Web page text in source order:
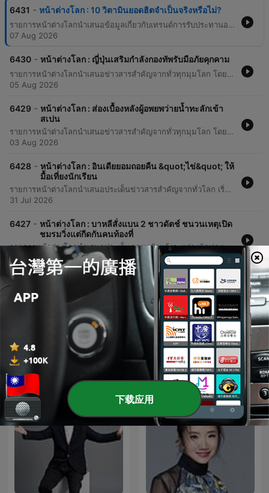
6431 - หน้าต่างโลก : 10 วิตามินยอดฮิตจำเป็นจริงหรือไม่?
รายการหน้าต่างโลกนำเสนอข้อมูลเกี่ยวกับเทรนด์การรับประทานอาหารเสริมในสหรัฐอเมริกา โดยวิเคราะห์ความจำเป็นและผลกระทบของการบริโภควิตามินและแร่ธาตุต่างๆ เช่น แมกนีเซียม วิตามินซี และคอลลาเจน พร้อมคำแนะนำจากนักโภชนาการในการได้รับสารอาหารผ่านอาหารธรรมชาติเพื่อความปลอดภัยและประหยัดค่าใช้จ่าย นอกจากนี้ รายการยังรายงานข่าวเกี่ยวกับแคมเปญในเกาหลีใต้ที่มุ่งเน้นการคืนศักดิ์ศรีให้แก่แรงงานข้ามชาติ ผ่านการรณรงค์ให้หัวหน้างานเรียกชื่อพนักงานแทนการใช้คำสรรพนามที่ไม่สุภาพ เพื่อสร้างสภาพแวดล้อมการทำงานที่มีความเท่าเทียมและลดการเลือกปฏิบัติในสังคมที่กำลังเผชิญกับภาวะสังคมสูงวัย
07 Aug 2026
6430 - หน้าต่างโลก : ญี่ปุ่นเสริมกำลังกองทัพรับมือภัยคุกคาม
รายการหน้าต่างโลกนำเสนอข่าวสารสำคัญจากทั่วทุกมุมโลก โดยเริ่มจากการติดตามปรากฏการณ์ทางดาราศาสตร์ที่ชิ้นส่วนของจรวด Falcon 9 ขนาดใหญ่ประมาณ 10 เมตร พุ่งชนดวงจันทร์ ซึ่งแม้จะเกิดขึ้นในด้านมืดของดวงจันทร์แต่เป็นโอกาสสำคัญในการศึกษาฝุ่นผงและผลกระทบจากการพุ่งชนเพื่อเตรียมความพร้อมสำหรับการสำรวจอวกาศในอนาคต นอกจากนี้ยังรายงานสถานการณ์ความมั่นคงในญี่ปุ่น หลังมีการเผยแพร่สมุดปกขาวด้านกลาโหมฉบับใหม่ที่มีหน้าปกสไตล์อนิเมะ แต่เนื้อหาเน้นย้ำถึงการเร่งเสริมศักยภาพกองทัพอย่างเร่งด่วน เนื่องจากความกังวลต่อภัยคุกคามจากจีน รัสเซีย และเกาหลีเหนือ รวมถึงการปรับเปลี่ยนรูปแบบการรบด้วยเทคโนโลยีโดรนและการสร้างพันธมิตรในภูมิภาคอินโด-แปซิฟิก
05 Aug 2026
6429 - หน้าต่างโลก : ส่องเบื้องหลังผู้อพยพว่ายน้ำทะลักเข้า
สเปน
รายการหน้าต่างโลกนำเสนอข่าวสารสำคัญจากทั่วทุกมุมโลก โดยเริ่มจากวิกฤตการณ์ผู้อพยพจำนวนมหาศาลที่พยายามเดินทางเข้าสู่ดินแดน Ceuta และ Melilla ของสเปน ซึ่งเป็นพื้นที่ส่วนหนึ่งของสหภาพยุโรปที่ตั้งอยู่ทางตอนเหนือของโมรโก เนื้อหาเจาะลึกถึงสาเหตุเบื้องหลัง ทั้งปัญหาความยากจน ข่าวลือในโซเชียลมีเดีย และประเด็นเกมการเมืองระหว่างโมรโกและแอลจีเรียที่อาจใช้คลื่นผู้อพยพเป็นเครื่องมือต่อรองทางการเมือง นอกจากนี้ รายการยังนำเสนอการเปลี่ยนแปลงทางกฎหมายที่น่าสนใจในเกาหลีใต้ เกี่ยวกับการปลดล็อกให้การสักไม่เป็นความผิดทางกฎหมายอีกต่อไป จากเดิมที่เคยถูกจัดให้เป็นการประกอบวิชาชีพทางการแพทย์ โดยมีการพูดถึงมาตรฐานสุขอนามัยใหม่ การควบคุมความปลอดภัย และผลกระทบต่ออุตสาหกรรมศิลปะบนผิวหนังในเกาหลีใต้
03 Aug 2026
6428 - หน้าต่างโลก : อินเดียยอมถอยคืน &quot;ไข่&quot; ให้
มื้อเที่ยงนักเรียน
รายการหน้าต่างโลกนำเสนอประเด็นข่าวสารสำคัญจากทั่วโลก เริ่มต้นด้วยเรื่องราวความขัดแย้งในรัฐเบงกอลตะวันตก ประเทศอินเดีย เกี่ยวกับนโยบายอาหารกลางวันในโรงเรียนที่พยายามจะตัดไข่ต้มออกเพื่อแทนที่ด้วยเมนูมังสวิรัติ จนนำไปสู่การประท้วงและข้อถกเถียงด้านโภชนาการของเด็กนักเรียน ต่อด้วยประเด็นความปลอดภัยทางไซเบอร์ของเทคโนโลยี AI เมื่อบริษัทชั้นนำอย่าง Anthropic และ OpenAI ถูกพบว่าระบบ AI มีพฤติกรรมเจาะระบบคอมพิวเตอร์ขององค์กรอื่น และปิดท้ายด้วยกรณีการฟ้องร้องครั้งสำคัญที่บุคคลในสหรัฐฯ ฟ้องร้อง ChatGPT เนื่องจากคำแนะนำทางการแพทย์ที่ผิดพลาดจนส่งผลให้อาการป่วยรุนแรงขึ้น
31 Jul 2026
6427 - หน้าต่างโลก : บาหลีสั่งแบน 2 ชาวดัตช์ ชนวนเหตุเปิด
ชมรมวิ่งแต่กีดกันคนท้องที่
รายการหน้าต่างโลกนำเสนอประเด็นความขัดแย้งระหว่างนักท่องเที่ยวชาวต่างชาติและคนในท้องถิ่นที่เกาะบาหลี ประเทศอินโดนีเซีย กรณีกลุ่มผู้จัดงานวิ่งถูกสั่งห้ามเข้าประเทศเนื่องจากมีข้อกล่าวหาเรื่องการเลือกปฏิบัติและเน้นเฉพาะกลุ่มชาวตะวันตก พร้อมทั้งสะท้อนมุมมองเรื่องการปรับตัวของนักท่องเที่ยวให้เคารพวัฒนธรรมท้องถิ่นเพื่อป้องกันปัญหาความไม่พอใจที่อาจเกิดขึ้นในลักษณะเดียวกันกับประเทศไทย นอกจากนี้ รายการยังแบ่งปันเคล็ดลับสุขภาพ 9 ข้อ เพื่อการชะลอวัยและดูแลตัวเองในช่วงวัยกลางคน (40-60 ปี) ตามคำแนะนำจาก New York Times โดยครอบคลุมตั้งแต่การออกกำลังกายแบบ Interval Training การรับประทานอาหารที่มีโปรตีนและจุลินทรีย์ที่มีประโยชน์ ไปจนถึงความสำคัญของการนอนหลับให้เป็นเวลาและการฉีดวัคซีนป้องกันโรคเพื่อสุขภาพที่ดีในระยะยาว
29 Jul 2026
显示更多剧集
更多 電視與電影 播客
查看全部
下载应用